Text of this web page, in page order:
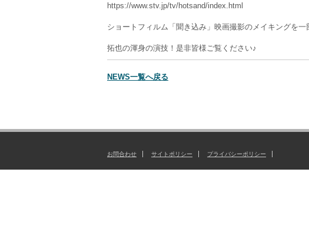
https://www.stv.jp/tv/hotsand/index.html
ショートフィルム「聞き込み」映画撮影のメイキングを一
拓也の渾身の演技！是非皆様ご覧ください♪
NEWS一覧へ戻る
お問合わせ サイトポリシー プライバシーポリシー